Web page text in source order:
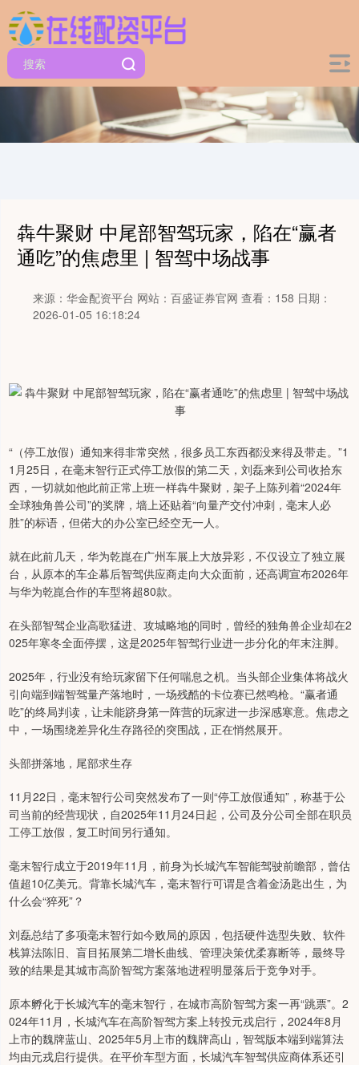
犇牛聚财 中尾部智驾玩家，陷在“赢者
通吃”的焦虑里 | 智驾中场战事
来源：华金配资平台 网站：百盛证券官网 查看：158 日期：
2026-01-05 16:18:24
“（停工放假）通知来得非常突然，很多员工东西都没来得及带走。”1
1月25日，在毫末智行正式停工放假的第二天，刘磊来到公司收拾东
西，一切就如他此前正常上班一样犇牛聚财，架子上陈列着“2024年
全球独角兽公司”的奖牌，墙上还贴着“向量产交付冲刺，毫末人必
胜”的标语，但偌大的办公室已经空无一人。
就在此前几天，华为乾崑在广州车展上大放异彩，不仅设立了独立展
台，从原本的车企幕后智驾供应商走向大众面前，还高调宣布2026年
与华为乾崑合作的车型将超80款。
在头部智驾企业高歌猛进、攻城略地的同时，曾经的独角兽企业却在2
025年寒冬全面停摆，这是2025年智驾行业进一步分化的年末注脚。
2025年，行业没有给玩家留下任何喘息之机。当头部企业集体将战火
引向端到端智驾量产落地时，一场残酷的卡位赛已然鸣枪。“赢者通
吃”的终局判读，让未能跻身第一阵营的玩家进一步深感寒意。焦虑之
中，一场围绕差异化生存路径的突围战，正在悄然展开。
头部拼落地，尾部求生存
11月22日，毫末智行公司突然发布了一则“停工放假通知”，称基于公
司当前的经营现状，自2025年11月24日起，公司及分公司全部在职员
工停工放假，复工时间另行通知。
毫末智行成立于2019年11月，前身为长城汽车智能驾驶前瞻部，曾估
值超10亿美元。背靠长城汽车，毫末智行可谓是含着金汤匙出生，为
什么会“猝死”？
刘磊总结了多项毫末智行如今败局的原因，包括硬件选型失败、软件
栈算法陈旧、盲目拓展第二增长曲线、管理决策优柔寡断等，最终导
致的结果是其城市高阶智驾方案落地进程明显落后于竞争对手。
原本孵化于长城汽车的毫末智行，在城市高阶智驾方案一再“跳票”。2
024年11月，长城汽车在高阶智驾方案上转投元戎启行，2024年8月
上市的魏牌蓝山、2025年5月上市的魏牌高山，智驾版本端到端算法
均由元戎启行提供。在平价车型方面，长城汽车智驾供应商体系还引